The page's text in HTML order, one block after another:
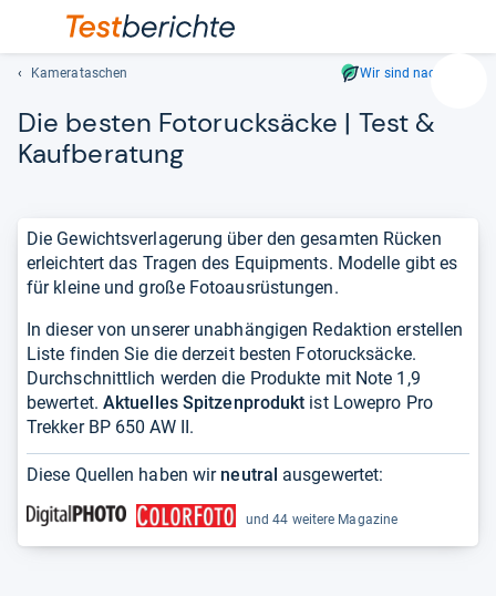
Geben
ein.
und
mit
Kamerataschen Wir sind nachhaltig
Die bes­ten Fotoruck­sä­cke | Test &
Kauf­be­ra­tung
Die Gewichtsverlagerung über den gesamten Rücken
erleichtert das Tragen des Equipments. Modelle gibt es
für kleine und große Fotoausrüstungen.
In dieser von unserer unabhängigen Redaktion erstellen
Liste finden Sie die derzeit besten Fotorucksäcke.
Durchschnittlich werden die Produkte mit Note 1,9
bewertet. Aktuelles Spitzenprodukt ist Lowepro Pro
Trekker BP 650 AW II.
Diese Quellen haben wir neutral ausgewertet:
und 44 weitere Magazine